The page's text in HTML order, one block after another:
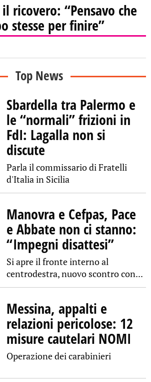
ricovero: “Pensavo che
stesse per finire”
Top News
Sbardella tra Palermo e
le “normali” frizioni in
FdI: Lagalla non si
discute
Parla il commissario di Fratelli
d'Italia in Sicilia
Manovra e Cefpas, Pace
e Abbate non ci stanno:
“Impegni disattesi”
Si apre il fronte interno al
centrodestra, nuovo scontro con...
Messina, appalti e
relazioni pericolose: 12
misure cautelari NOMI
Operazione dei carabinieri